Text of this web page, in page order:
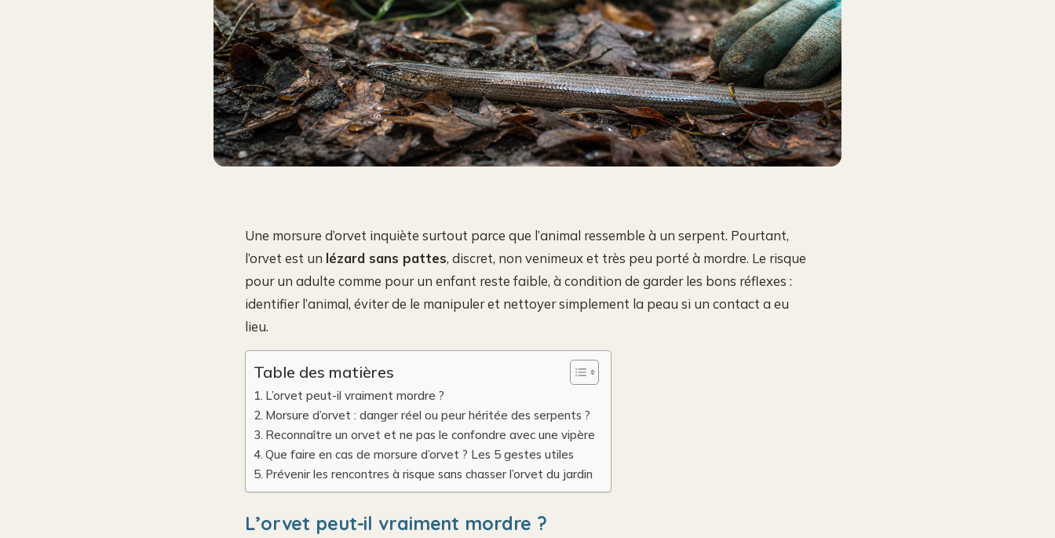
Une morsure d’orvet inquiète surtout parce que l’animal ressemble à un serpent. Pourtant,
l’orvet est un lézard sans pattes, discret, non venimeux et très peu porté à mordre. Le risque
pour un adulte comme pour un enfant reste faible, à condition de garder les bons réflexes :
identifier l’animal, éviter de le manipuler et nettoyer simplement la peau si un contact a eu
lieu.
Table des matières
L’orvet peut-il vraiment mordre ?
Morsure d’orvet : danger réel ou peur héritée des serpents ?
Reconnaître un orvet et ne pas le confondre avec une vipère
Que faire en cas de morsure d’orvet ? Les 5 gestes utiles
Prévenir les rencontres à risque sans chasser l’orvet du jardin
L’orvet peut-il vraiment mordre ?